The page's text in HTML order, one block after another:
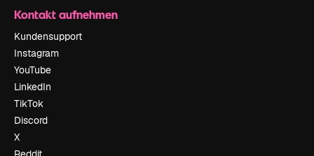
Kontakt aufnehmen
Kundensupport
Instagram
YouTube
LinkedIn
TikTok
Discord
X